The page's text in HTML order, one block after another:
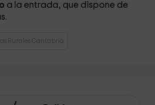
a la entrada, que dispone de
Rurales Cantabria